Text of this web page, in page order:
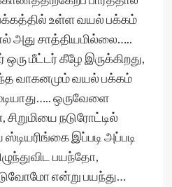
உள்ள வயல் பக்கம்
அது சாத்தியமில்லை…..
மீட்டர் கீழே இருக்கிறது,
வாகனமும் வயல் பக்கம்
ஒருவேளை
நடுரோட்டில்
இப்படி அப்படி
பயந்தோ,
என்று பயந்து…